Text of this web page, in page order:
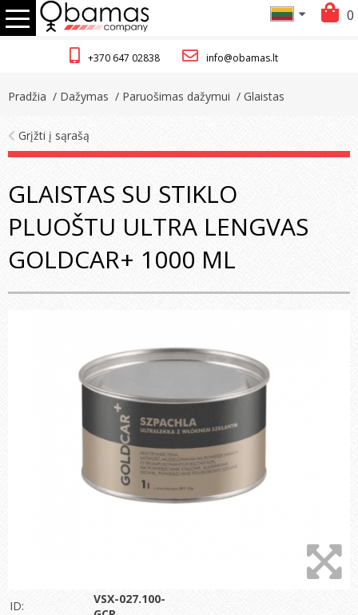
+370 647 02838 info@obamas.lt
0
Pradžia / Dažymas / Paruošimas dažymui / Glaistas
Grįžti į sąrašą
GLAISTAS SU STIKLO
PLUOŠTU ULTRA LENGVAS
GOLDCAR+ 1000 ML
ID:
VSX-027.100-